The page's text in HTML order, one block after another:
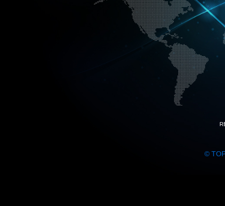
©
led, Topledworld, top led world, top
économie énergie, edf, lumière,